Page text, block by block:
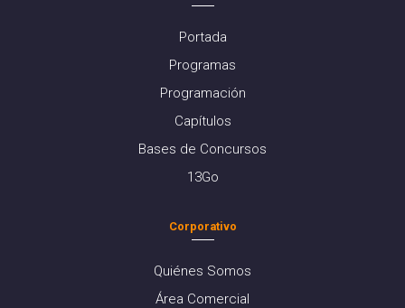
Portada
Programas
Programación
Capítulos
Bases de Concursos
13Go
Corporativo
Quiénes Somos
Área Comercial